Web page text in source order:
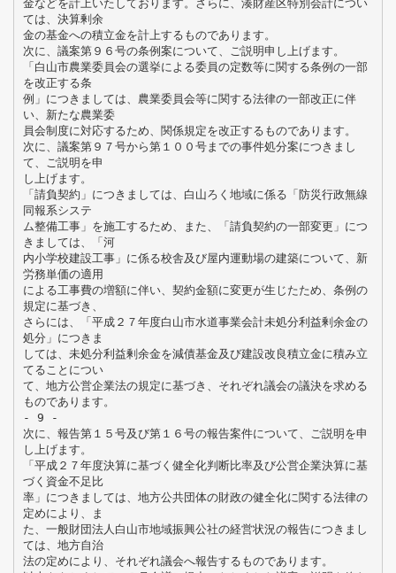
金などを計上いたしております。さらに、湊財産区特別会計につい
ては、決算剰余
金の基金への積立金を計上するものであります。
次に、議案第９６号の条例案について、ご説明申し上げます。
「白山市農業委員会の選挙による委員の定数等に関する条例の一部
を改正する条
例」につきましては、農業委員会等に関する法律の一部改正に伴
い、新たな農業委
員会制度に対応するため、関係規定を改正するものであります。
次に、議案第９７号から第１００号までの事件処分案につきまし
て、ご説明を申
し上げます。
「請負契約」につきましては、白山ろく地域に係る「防災行政無線
同報系システ
ム整備工事」を施工するため、また、「請負契約の一部変更」につ
きましては、「河
内小学校建設工事」に係る校舎及び屋内運動場の建築について、新
労務単価の適用
による工事費の増額に伴い、契約金額に変更が生じたため、条例の
規定に基づき、
さらには、「平成２７年度白山市水道事業会計未処分利益剰余金の
処分」につきま
しては、未処分利益剰余金を減債基金及び建設改良積立金に積み立
てることについ
て、地方公営企業法の規定に基づき、それぞれ議会の議決を求める
ものであります。
- 9 -
次に、報告第１５号及び第１６号の報告案件について、ご説明を申
し上げます。
「平成２７年度決算に基づく健全化判断比率及び公営企業決算に基
づく資金不足比
率」につきましては、地方公共団体の財政の健全化に関する法律の
定めにより、ま
た、一般財団法人白山市地域振興公社の経営状況の報告につきまし
ては、地方自治
法の定めにより、それぞれ議会へ報告するものであります。